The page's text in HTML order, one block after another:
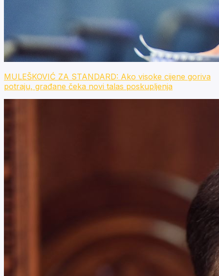
MULEŠKOVIĆ ZA STANDARD: Ako visoke cijene goriva
potraju, građane čeka novi talas poskupljenja